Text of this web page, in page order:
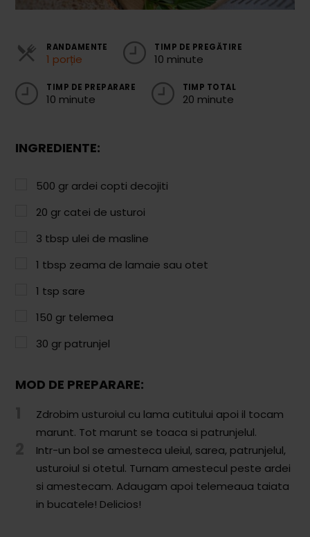
Torturi
Conserve
Dulceață / Gem
Sosuri și Condimente
Patiserie
Aluaturi Dulci
Aluaturi Sărate
Pizza
Sandwichuri și Wraps
Supe și Ciorbe
RANDAMENTE
1 porție
TIMP DE PREGĂTIRE
10 minute
TIMP DE PREPARARE
10 minute
TIMP TOTAL
20 minute
INGREDIENTE:
500 gr ardei copti decojiti
20 gr catei de usturoi
3 tbsp ulei de masline
1 tbsp zeama de lamaie sau otet
1 tsp sare
150 gr telemea
30 gr patrunjel
MOD DE PREPARARE:
Zdrobim usturoiul cu lama cutitului apoi il tocam
marunt. Tot marunt se toaca si patrunjelul.
Intr-un bol se amesteca uleiul, sarea, patrunjelul,
usturoiul si otetul. Turnam amestecul peste ardei
si amestecam. Adaugam apoi telemeaua taiata
in bucatele! Delicios!